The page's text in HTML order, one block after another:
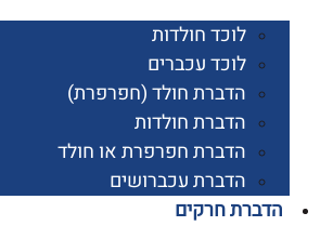
לוכד חולדות
לוכד עכברים
הדברת חולד (חפרפרת)
הדברת חולדות
הדברת חפרפרת או חולד
הדברת עכברושים
חרקים